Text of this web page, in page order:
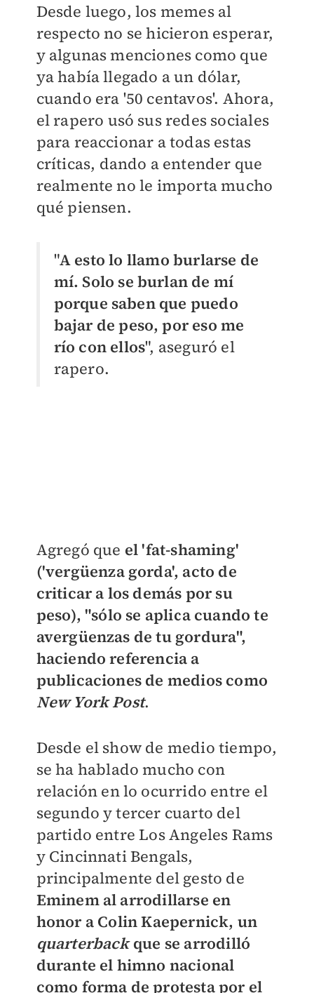
Desde luego, los memes al
respecto no se hicieron esperar,
y algunas menciones como que
ya había llegado a un dólar,
cuando era '50 centavos'. Ahora,
el rapero usó sus redes sociales
para reaccionar a todas estas
críticas, dando a entender que
realmente no le importa mucho
qué piensen.
"A esto lo llamo burlarse de
mí. Solo se burlan de mí
porque saben que puedo
bajar de peso, por eso me
río con ellos", aseguró el
rapero.
Agregó que el 'fat-shaming'
('vergüenza gorda', acto de
criticar a los demás por su
peso), "sólo se aplica cuando te
avergüenzas de tu gordura",
haciendo referencia a
publicaciones de medios como
New York Post.
Desde el show de medio tiempo,
se ha hablado mucho con
relación en lo ocurrido entre el
segundo y tercer cuarto del
partido entre Los Angeles Rams
y Cincinnati Bengals,
principalmente del gesto de
Eminem al arrodillarse en
honor a Colin Kaepernick, un
quarterbackque se arrodilló
durante el himno nacional
como forma de protesta por el